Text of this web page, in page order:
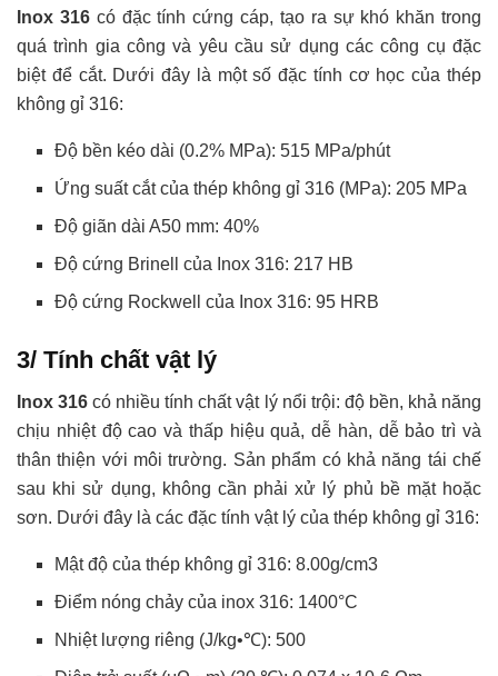
Inox 316có đặc tính cứng cáp, tạo ra sự khó khăn trong
quá trình gia công và yêu cầu sử dụng các công cụ đặc
biệt để cắt. Dưới đây là một số đặc tính cơ học của thép
không gỉ 316:
Độ bền kéo dài (0.2% MPa): 515 MPa/phút
Ứng suất cắt của thép không gỉ 316 (MPa): 205 MPa
Độ giãn dài A50 mm: 40%
Độ cứng Brinell của Inox 316: 217 HB
Độ cứng Rockwell của Inox 316: 95 HRB
3/ Tính chất vật lý
Inox 316 có nhiều tính chất vật lý nổi trội: độ bền, khả năng
chịu nhiệt độ cao và thấp hiệu quả, dễ hàn, dễ bảo trì và
thân thiện với môi trường. Sản phẩm có khả năng tái chế
sau khi sử dụng, không cần phải xử lý phủ bề mặt hoặc
sơn. Dưới đây là các đặc tính vật lý của thép không gỉ 316:
Mật độ của thép không gỉ 316: 8.00g/cm3
Điểm nóng chảy của inox 316: 1400°C
Nhiệt lượng riêng (J/kg•℃): 500